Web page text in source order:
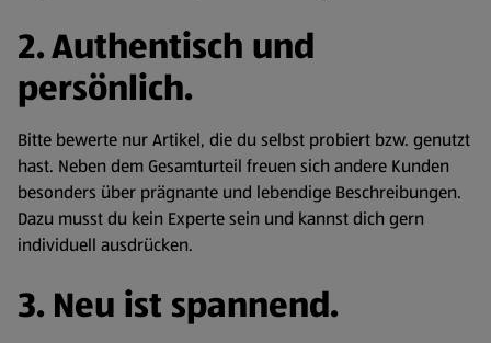
2. Authentisch und
persönlich.
Bitte bewerte nur Artikel, die du selbst probiert bzw. genutzt
hast. Neben dem Gesamturteil freuen sich andere Kunden
besonders über prägnante und lebendige Beschreibungen.
Dazu musst du kein Experte sein und kannst dich gern
individuell ausdrücken.
3. Neu ist spannend.